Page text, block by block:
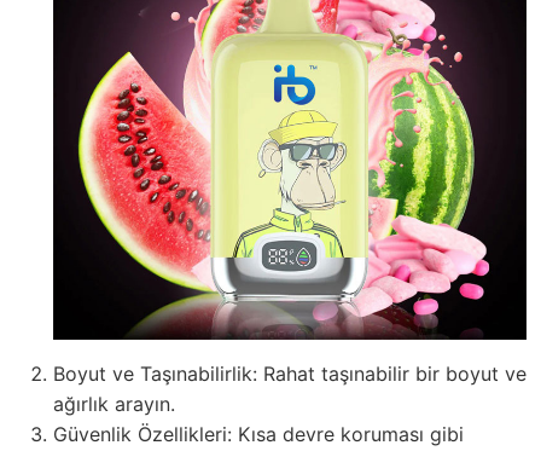
Boyut ve Taşınabilirlik: Rahat taşınabilir bir boyut ve
ağırlık arayın.
Güvenlik Özellikleri: Kısa devre koruması gibi